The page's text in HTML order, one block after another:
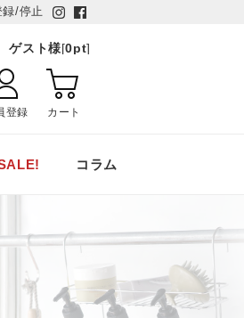
録/停止
ゲスト様[0pt]
登録 カート
コラム